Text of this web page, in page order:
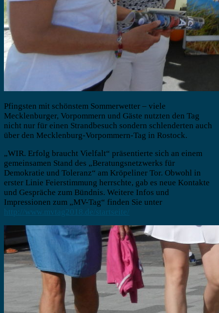
Pfingsten mit schönstem Sommerwetter – viele
Mecklenburger, Vorpommern und Gäste nutzten den Tag
nicht nur für einen Strandbesuch sondern schlenderten auch
über den Mecklenburg-Vorpommern-Tag in Rostock.
„WIR. Erfolg braucht Vielfalt“ präsentierte sich an einem
gemeinsamen Stand des „Beratungsnetzwerks für
Demokratie und Toleranz“ am Kröpeliner Tor. Obwohl in
erster Linie Feierstimmung herrschte, gab es neue Kontakte
und Gespräche zum Bündnis. Weitere Infos und
Impressionen zum „MV-Tag“ finden Sie unter
http://www.mvtag2018.de/startseite/